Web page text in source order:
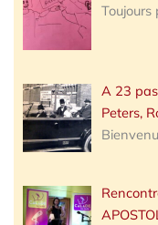
Toujours
A 23
Peters,